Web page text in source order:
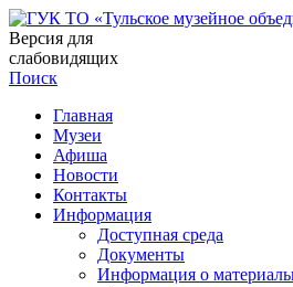
Версия для
слабовидящих
Поиск
Главная
Музеи
Афиша
Новости
Контакты
Информация
Доступная среда
Документы
Информация о